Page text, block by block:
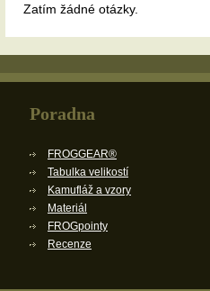
Zatím žádné otázky.
Poradna
FROGGEAR®
Tabulka velikostí
Kamufláž a vzory
Materiál
FROGpointy
Recenze